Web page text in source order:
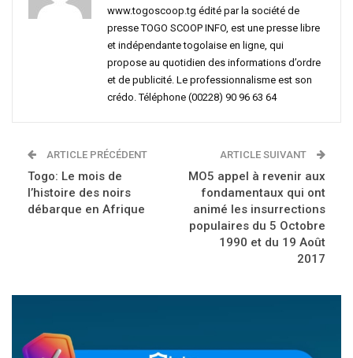
www.togoscoop.tg édité par la société de
presse TOGO SCOOP INFO, est une presse libre
et indépendante togolaise en ligne, qui
propose au quotidien des informations d’ordre
et de publicité. Le professionnalisme est son
crédo. Téléphone (00228) 90 96 63 64
ARTICLE PRÉCÉDENT
Togo: Le mois de
l’histoire des noirs
débarque en Afrique
ARTICLE SUIVANT
MO5 appel à revenir aux
fondamentaux qui ont
animé les insurrections
populaires du 5 Octobre
1990 et du 19 Août
2017